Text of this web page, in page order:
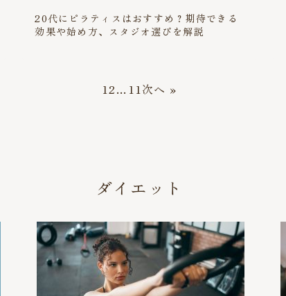
20代にピラティスはおすすめ？期待できる
効果や始め方、スタジオ選びを解説
12… 11 次へ »
ダイエット